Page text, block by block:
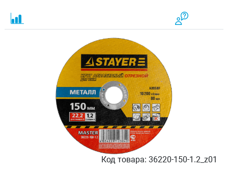
Код товара: 36220-150-1.2_z01